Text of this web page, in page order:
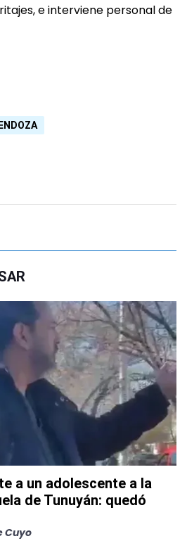
e interviene personal de
a un adolescente a la
de Tunuyán: quedó
Cuyo